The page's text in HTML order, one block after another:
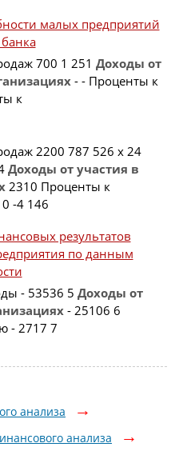
малых предприятий
700 1 251 Доходы от
- - Проценты к
к
2200 787 526 x 24
Доходы от участия в
2310 Проценты к
-4 146
результатов
по данным
- 53536 5 Доходы от
- 25106 6
- 2717 7
анализа
анализа